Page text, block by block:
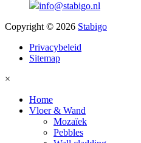
info@stabigo.nl
Copyright © 2026 Stabigo
Privacybeleid
Sitemap
×
Home
Vloer & Wand
Mozaïek
Pebbles